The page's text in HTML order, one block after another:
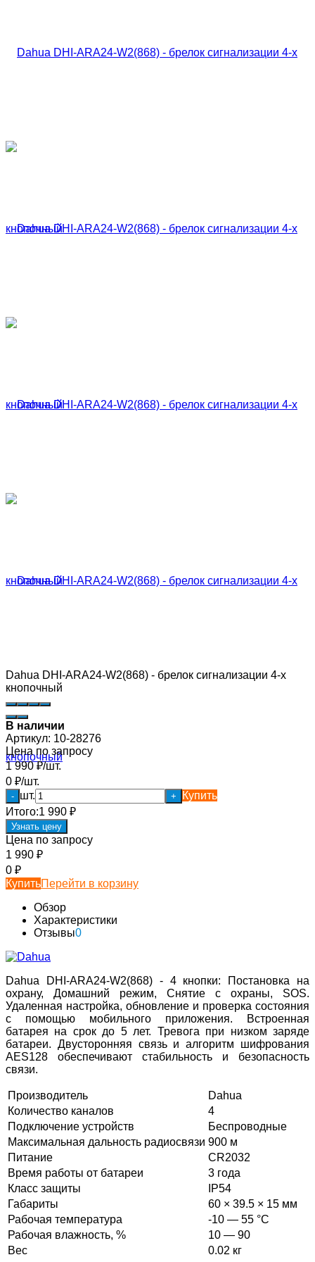
Dahua DHI-ARA24-W2(868) - брелок сигнализации 4-х
кнопочный
В наличии
Артикул: 10-28276
Цена по запросу
1 990 ₽/шт.
0 ₽/шт.
- шт. +
Купить
Итого:1 990 ₽
Узнать цену
Цена по запросу
1 990 ₽
0 ₽
КупитьПерейти в корзину
Обзор
Характеристики
Отзывы0
Dahua DHI-ARA24-W2(868) - 4 кнопки: Постановка на
охрану, Домашний режим, Снятие с охраны, SOS.
Удаленная настройка, обновление и проверка состояния
с помощью мобильного приложения. Встроенная
батарея на срок до 5 лет. Тревога при низком заряде
батареи. Двусторонняя связь и алгоритм шифрования
AES128 обеспечивают стабильность и безопасность
связи.
Производитель
Dahua
Количество каналов
4
Подключение устройств
Беспроводные
Максимальная дальность радиосвязи 900 м
Питание
CR2032
Время работы от батареи
3 года
Класс защиты
IP54
Габариты
60 × 39.5 × 15 мм
Рабочая температура
-10 — 55 °C
Рабочая влажность, %
10 — 90
Вес
0.02 кг